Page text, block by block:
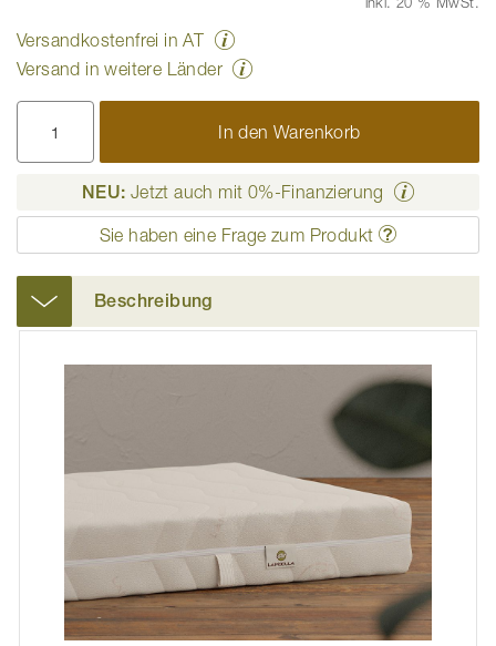
Versandkostenfrei in AT
Versand in weitere Länder
In den Warenkorb
NEU: Jetzt auch mit 0%-Finanzierung
Sie haben eine Frage zum Produkt
Beschreibung